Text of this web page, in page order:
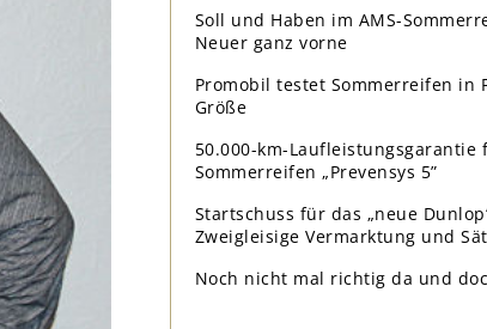
Soll und Haben im AMS-
Neuer ganz vorne
Promobil testet Sommerreifen in
Größe
50.000-km-Laufleistungsgarantie
Sommerreifen „Prevensys 5”
Startschuss für das „neue
Zweigleisige Vermarktung und
Noch nicht mal richtig da und